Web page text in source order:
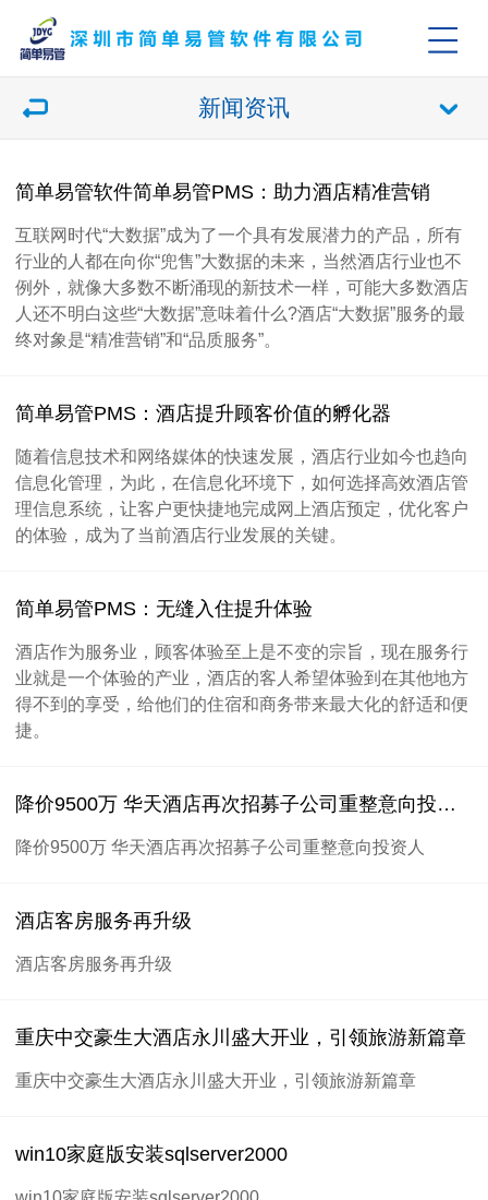
新闻资讯
简单易管软件简单易管PMS：助力酒店精准营销
互联网时代“大数据”成为了一个具有发展潜力的产品，所有
行业的人都在向你“兜售”大数据的未来，当然酒店行业也不
例外，就像大多数不断涌现的新技术一样，可能大多数酒店
人还不明白这些“大数据”意味着什么?酒店“大数据”服务的最
终对象是“精准营销”和“品质服务”。
简单易管PMS：酒店提升顾客价值的孵化器
随着信息技术和网络媒体的快速发展，酒店行业如今也趋向
信息化管理，为此，在信息化环境下，如何选择高效酒店管
理信息系统，让客户更快捷地完成网上酒店预定，优化客户
的体验，成为了当前酒店行业发展的关键。
简单易管PMS：无缝入住提升体验
酒店作为服务业，顾客体验至上是不变的宗旨，现在服务行
业就是一个体验的产业，酒店的客人希望体验到在其他地方
得不到的享受，给他们的住宿和商务带来最大化的舒适和便
捷。
降价9500万 华天酒店再次招募子公司重整意向投资人
降价9500万 华天酒店再次招募子公司重整意向投资人
酒店客房服务再升级
酒店客房服务再升级
重庆中交豪生大酒店永川盛大开业，引领旅游新篇章
重庆中交豪生大酒店永川盛大开业，引领旅游新篇章
win10家庭版安装sqlserver2000